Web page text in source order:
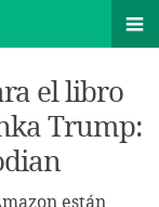
el libro
Trump:
están